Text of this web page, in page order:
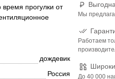
прогулки от
Мы
Работаем
До 40 000
дождевик
Россия